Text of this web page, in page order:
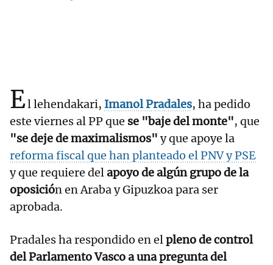
El lehendakari, Imanol Pradales, ha pedido
este viernes al PP que se "baje del monte", que
"se deje de maximalismos" y que apoye la
reforma fiscal que han planteado el PNV y PSE
y que requiere delapoyo de algún grupo de la
oposición en Araba y Gipuzkoa para ser
aprobada.
Pradales ha respondido en elpleno de control
del Parlamento Vasco a una pregunta del